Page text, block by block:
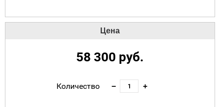
Цена
58 300 руб.
Количество − +